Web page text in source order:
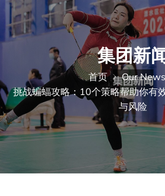
集团新
首页
Our News
挑战蝙蝠攻略：10个策略帮助你有
与风险